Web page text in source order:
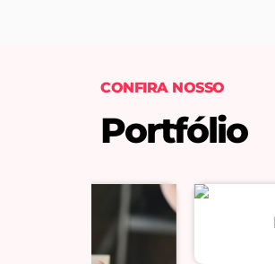
CONFIRA NOSSO
Portfólio